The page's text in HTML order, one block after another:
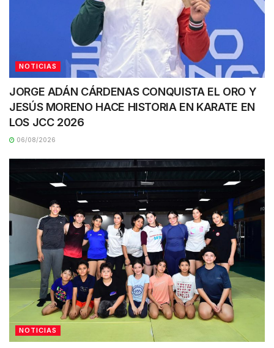
NOTICIAS
JORGE ADÁN CÁRDENAS CONQUISTA EL ORO Y
JESÚS MORENO HACE HISTORIA EN KARATE EN
LOS JCC 2026
06/08/2026
NOTICIAS